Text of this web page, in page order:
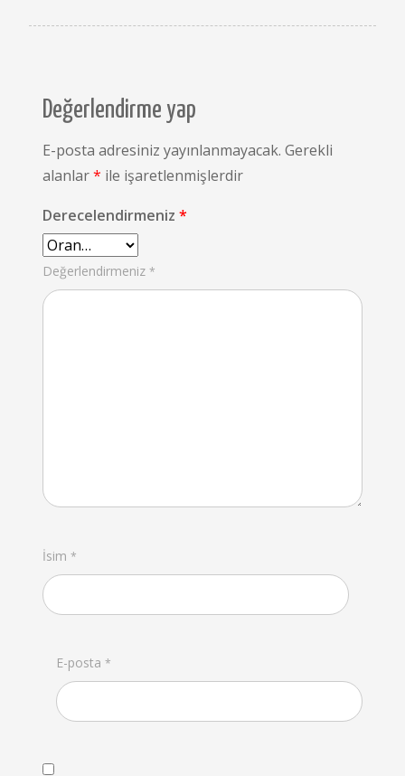
Değerlendirme yap
E-posta adresiniz yayınlanmayacak. Gerekli
alanlar* ile işaretlenmişlerdir
Derecelendirmeniz *
Değerlendirmeniz *
İsim *
E-posta *